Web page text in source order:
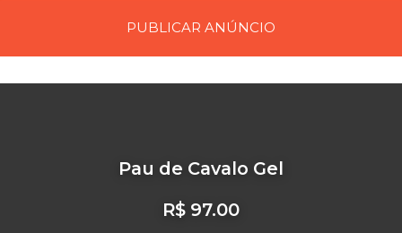
PUBLICAR ANÚNCIO
Pau de Cavalo Gel
R$ 97.00